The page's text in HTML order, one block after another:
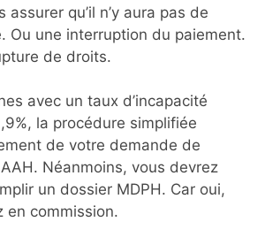
assurer qu’il n’y aura pas de
Ou une interruption du paiement.
de droits.
avec un taux d’incapacité
la procédure simplifiée
de votre demande de
Néanmoins, vous devrez
un dossier MDPH. Car oui,
en commission.